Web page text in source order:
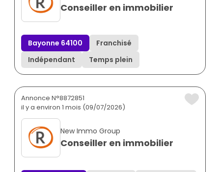
Conseiller en immobilier
Bayonne 64100
Franchisé
Indépendant
Temps plein
Annonce N°8872851
il y a environ 1 mois (09/07/2026)
New Immo Group
Conseiller en immobilier